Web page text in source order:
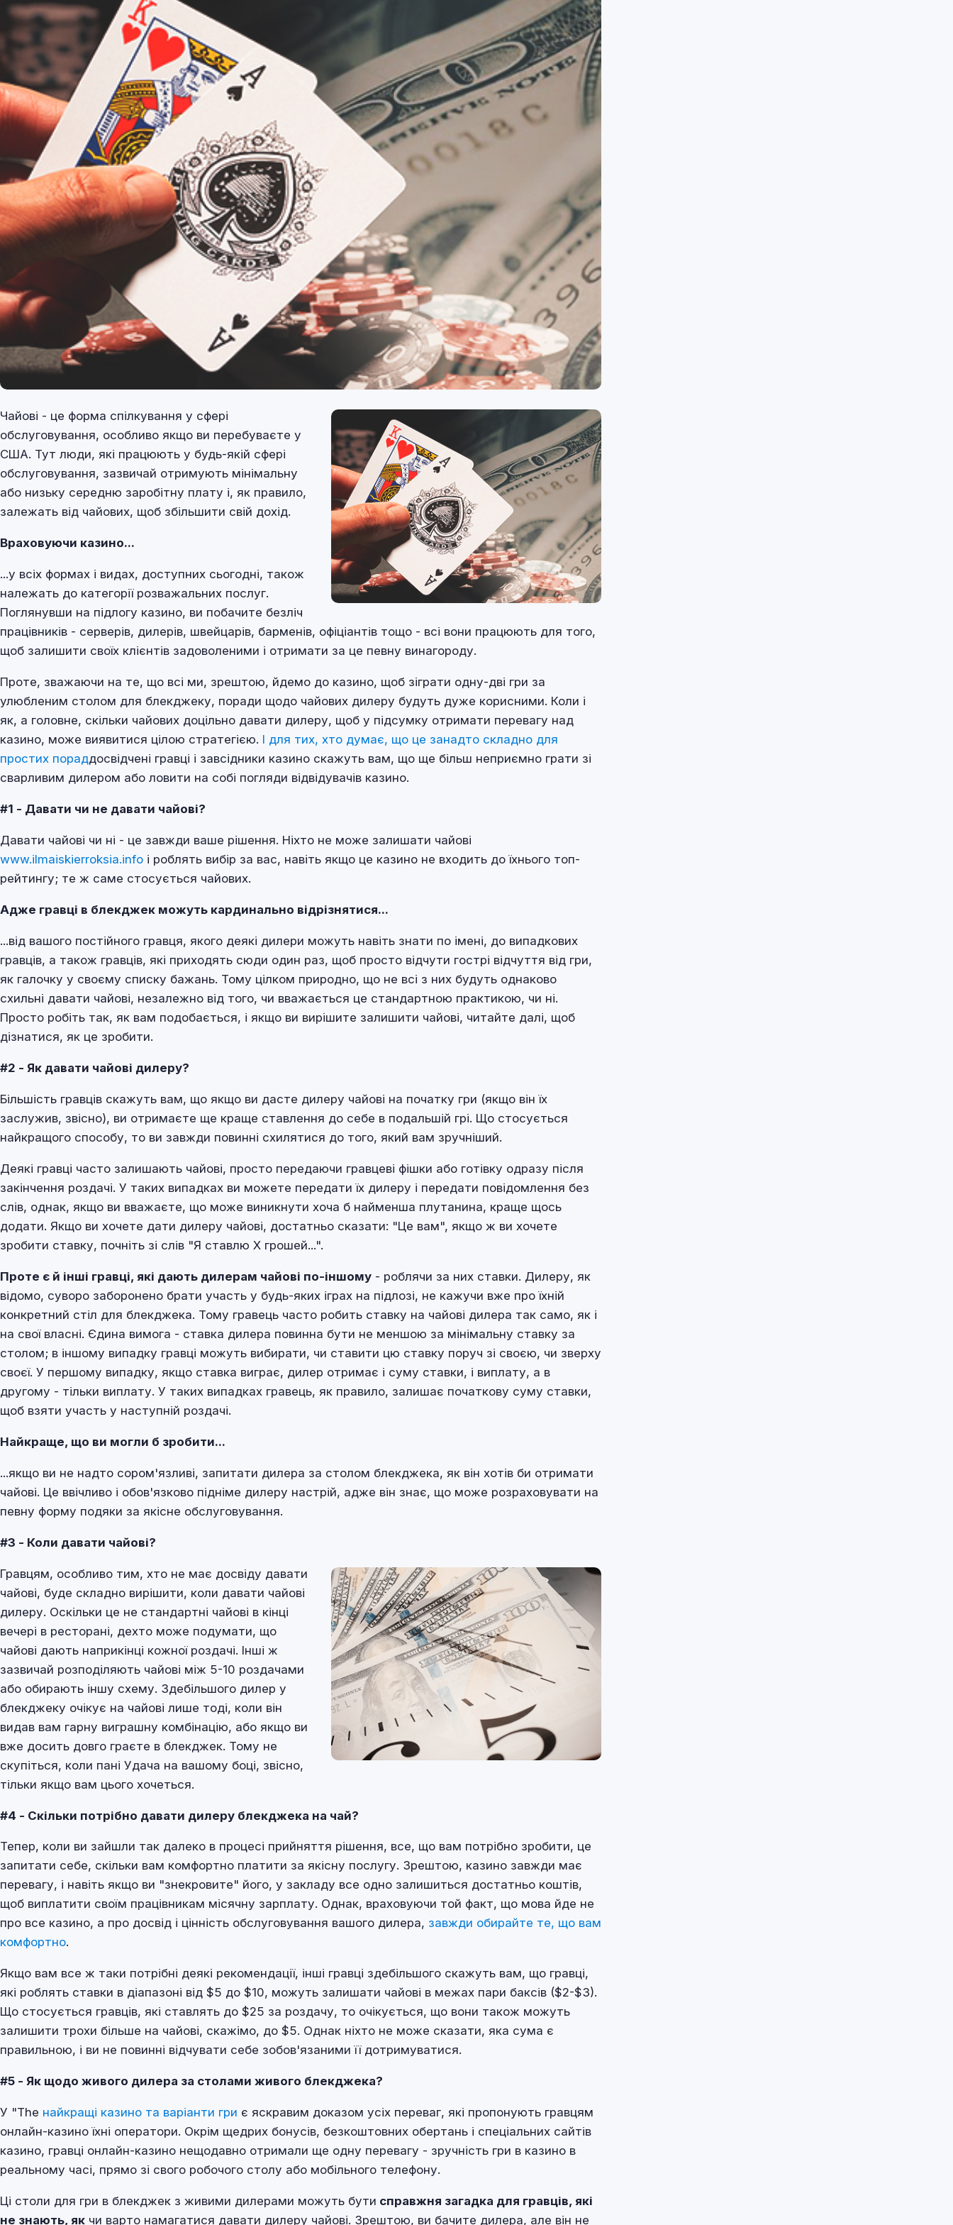
Чайові - це форма спілкування у сфері
обслуговування, особливо якщо ви перебуваєте у
США. Тут люди, які працюють у будь-якій сфері
обслуговування, зазвичай отримують мінімальну
або низьку середню заробітну плату і, як правило,
залежать від чайових, щоб збільшити свій дохід.
Враховуючи казино...
...у всіх формах і видах, доступних сьогодні, також
належать до категорії розважальних послуг.
Поглянувши на підлогу казино, ви побачите безліч
працівників - серверів, дилерів, швейцарів, барменів, офіціантів тощо - всі вони працюють для того,
щоб залишити своїх клієнтів задоволеними і отримати за це певну винагороду.
Проте, зважаючи на те, що всі ми, зрештою, йдемо до казино, щоб зіграти одну-дві гри за
улюбленим столом для блекджеку, поради щодо чайових дилеру будуть дуже корисними. Коли і
як, а головне, скільки чайових доцільно давати дилеру, щоб у підсумку отримати перевагу над
казино, може виявитися цілою стратегією. І для тих, хто думає, що це занадто складно для
простих пораддосвідчені гравці і завсідники казино скажуть вам, що ще більш неприємно грати зі
сварливим дилером або ловити на собі погляди відвідувачів казино.
#1 - Давати чи не давати чайові?
Давати чайові чи ні - це завжди ваше рішення. Ніхто не може залишати чайові
www.ilmaiskierroksia.info і роблять вибір за вас, навіть якщо це казино не входить до їхнього топ-
рейтингу; те ж саме стосується чайових.
Адже гравці в блекджек можуть кардинально відрізнятися...
...від вашого постійного гравця, якого деякі дилери можуть навіть знати по імені, до випадкових
гравців, а також гравців, які приходять сюди один раз, щоб просто відчути гострі відчуття від гри,
як галочку у своєму списку бажань. Тому цілком природно, що не всі з них будуть однаково
схильні давати чайові, незалежно від того, чи вважається це стандартною практикою, чи ні.
Просто робіть так, як вам подобається, і якщо ви вирішите залишити чайові, читайте далі, щоб
дізнатися, як це зробити.
#2 - Як давати чайові дилеру?
Більшість гравців скажуть вам, що якщо ви дасте дилеру чайові на початку гри (якщо він їх
заслужив, звісно), ви отримаєте ще краще ставлення до себе в подальшій грі. Що стосується
найкращого способу, то ви завжди повинні схилятися до того, який вам зручніший.
Деякі гравці часто залишають чайові, просто передаючи гравцеві фішки або готівку одразу після
закінчення роздачі. У таких випадках ви можете передати їх дилеру і передати повідомлення без
слів, однак, якщо ви вважаєте, що може виникнути хоча б найменша плутанина, краще щось
додати. Якщо ви хочете дати дилеру чайові, достатньо сказати: "Це вам", якщо ж ви хочете
зробити ставку, почніть зі слів "Я ставлю X грошей...".
Проте є й інші гравці, які дають дилерам чайові по-іншому - роблячи за них ставки. Дилеру, як
відомо, суворо заборонено брати участь у будь-яких іграх на підлозі, не кажучи вже про їхній
конкретний стіл для блекджека. Тому гравець часто робить ставку на чайові дилера так само, як і
на свої власні. Єдина вимога - ставка дилера повинна бути не меншою за мінімальну ставку за
столом; в іншому випадку гравці можуть вибирати, чи ставити цю ставку поруч зі своєю, чи зверху
своєї. У першому випадку, якщо ставка виграє, дилер отримає і суму ставки, і виплату, а в
другому - тільки виплату. У таких випадках гравець, як правило, залишає початкову суму ставки,
щоб взяти участь у наступній роздачі.
Найкраще, що ви могли б зробити...
...якщо ви не надто сором'язливі, запитати дилера за столом блекджека, як він хотів би отримати
чайові. Це ввічливо і обов'язково підніме дилеру настрій, адже він знає, що може розраховувати на
певну форму подяки за якісне обслуговування.
#3 - Коли давати чайові?
Гравцям, особливо тим, хто не має досвіду давати
чайові, буде складно вирішити, коли давати чайові
дилеру. Оскільки це не стандартні чайові в кінці
вечері в ресторані, дехто може подумати, що
чайові дають наприкінці кожної роздачі. Інші ж
зазвичай розподіляють чайові між 5-10 роздачами
або обирають іншу схему. Здебільшого дилер у
блекджеку очікує на чайові лише тоді, коли він
видав вам гарну виграшну комбінацію, або якщо ви
вже досить довго граєте в блекджек. Тому не
скупіться, коли пані Удача на вашому боці, звісно,
тільки якщо вам цього хочеться.
#4 - Скільки потрібно давати дилеру блекджека на чай?
Тепер, коли ви зайшли так далеко в процесі прийняття рішення, все, що вам потрібно зробити, це
запитати себе, скільки вам комфортно платити за якісну послугу. Зрештою, казино завжди має
перевагу, і навіть якщо ви "знекровите" його, у закладу все одно залишиться достатньо коштів,
щоб виплатити своїм працівникам місячну зарплату. Однак, враховуючи той факт, що мова йде не
про все казино, а про досвід і цінність обслуговування вашого дилера, завжди обирайте те, що вам
комфортно.
Якщо вам все ж таки потрібні деякі рекомендації, інші гравці здебільшого скажуть вам, що гравці,
які роблять ставки в діапазоні від $5 до $10, можуть залишати чайові в межах пари баксів ($2-$3).
Що стосується гравців, які ставлять до $25 за роздачу, то очікується, що вони також можуть
залишити трохи більше на чайові, скажімо, до $5. Однак ніхто не може сказати, яка сума є
правильною, і ви не повинні відчувати себе зобов'язаними її дотримуватися.
#5 - Як щодо живого дилера за столами живого блекджека?
У "The найкращі казино та варіанти гри є яскравим доказом усіх переваг, які пропонують гравцям
онлайн-казино їхні оператори. Окрім щедрих бонусів, безкоштовних обертань і спеціальних сайтів
казино, гравці онлайн-казино нещодавно отримали ще одну перевагу - зручність гри в казино в
реальному часі, прямо зі свого робочого столу або мобільного телефону.
Ці столи для гри в блекджек з живими дилерами можуть бути справжня загадка для гравців, які
не знають, як чи варто намагатися давати дилеру чайові. Зрештою, ви бачите дилера, але він не